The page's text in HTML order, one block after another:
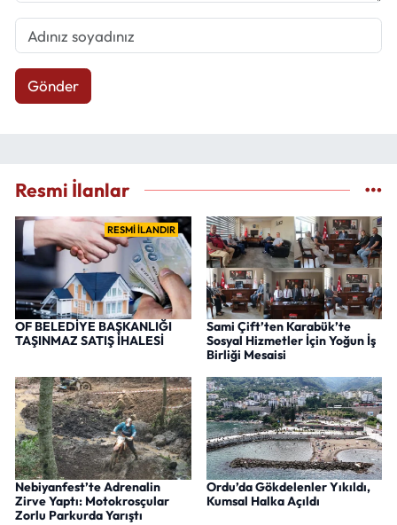
Gönder
Resmi İlanlar
RESMİ İLANDIR
OF BELEDİYE BAŞKANLIĞI
TAŞINMAZ SATIŞ İHALESİ
Sami Çift’ten Karabük’te
Sosyal Hizmetler İçin Yoğun İş
Birliği Mesaisi
Nebiyanfest’te Adrenalin
Zirve Yaptı: Motokrosçular
Zorlu Parkurda Yarıştı
Ordu’da Gökdelenler Yıkıldı,
Kumsal Halka Açıldı